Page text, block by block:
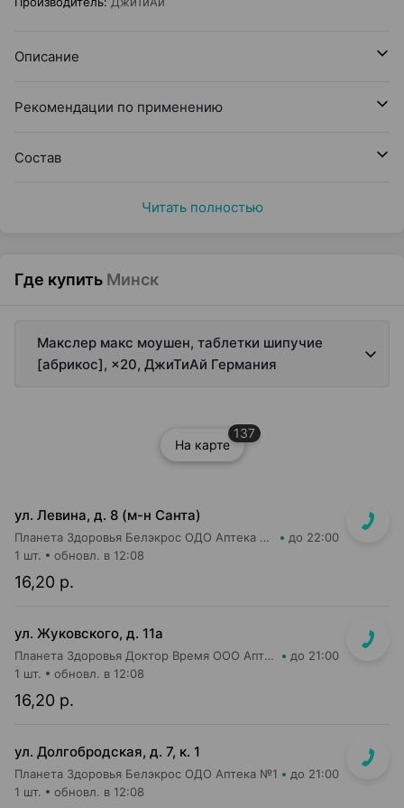
Описание
Рекомендации по применению
Состав
Читать полностью
Где купить Минск
Макслер макс моушен, таблетки шипучие
[абрикос], ×20, ДжиТиАй Германия
На карте
137
ул. Левина, д. 8 (м-н Санта)
Планета Здоровья Белэкрос ОДО Аптека №5 до 22:00
16,20 р.
1 шт. обновл. в 12:08
ул. Жуковского, д. 11а
Планета Здоровья Доктор Время ООО Аптека №65 до 21:00
16,20 р.
1 шт. обновл. в 12:08
ул. Долгобродская, д. 7, к. 1
Планета Здоровья Белэкрос ОДО Аптека №1 до 21:00
1 шт. обновл. в 12:08